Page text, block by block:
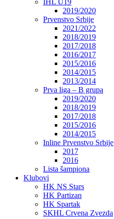
IHL U19
2019/2020
Prvenstvo Srbije
2021/2022
2018/2019
2017/2018
2016/2017
2015/2016
2014/2015
2013/2014
Prva liga – B grupa
2019/2020
2018/2019
2017/2018
2015/2016
2014/2015
Inline Prvenstvo Srbije
2017
2016
Lista šampiona
Klubovi
HK NS Stars
HK Partizan
HK Spartak
SKHL Crvena Zvezda